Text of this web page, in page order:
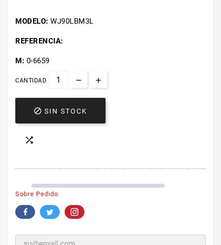
MODELO: WJ90LBM3L
REFERENCIA:
M: 0-6659
CANTIDAD
 SIN STOCK

Sobre Pedido